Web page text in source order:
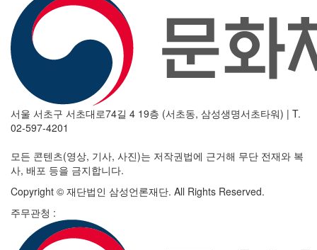
서울 서초구 서초대로74길 4 19층 (서초동, 삼성생명서초타워) | T.
02-597-4201
모든 콘텐츠(영상, 기사, 사진)는 저작권법에 근거해 무단 전재와 복
사, 배포 등을 금지합니다.
Copyright © 재단법인 삼성언론재단. All Rights Reserved.
주무관청 :